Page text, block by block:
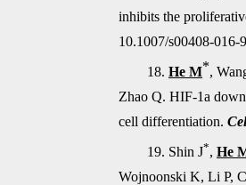
inhibits the
10.1007/s00408-016-
18. He M*,
Zhao Q. HIF-1a
cell differentiation.
19. Shin J*, He
Wojnoonski K, Li P,